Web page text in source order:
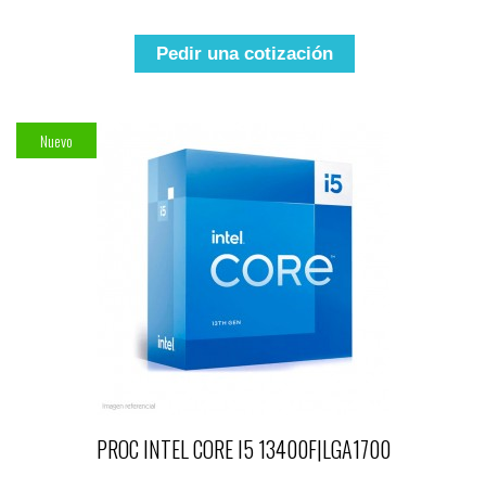
Pedir una cotización
Nuevo
PROC INTEL CORE I5 13400F|LGA1700